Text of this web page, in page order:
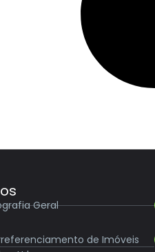
Geral
de Imóveis